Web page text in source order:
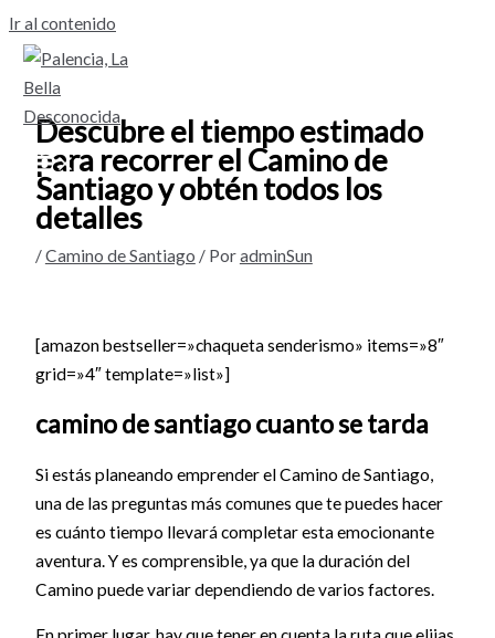
Ir al contenido
Descubre el tiempo estimado
para recorrer el Camino de
Santiago y obtén todos los
detalles
/Camino de Santiago / PoradminSun
[amazon bestseller=»chaqueta senderismo» items=»8″
grid=»4″ template=»list»]
camino de santiago cuanto se tarda
Si estás planeando emprender el Camino de Santiago,
una de las preguntas más comunes que te puedes hacer
es cuánto tiempo llevará completar esta emocionante
aventura. Y es comprensible, ya que la duración del
Camino puede variar dependiendo de varios factores.